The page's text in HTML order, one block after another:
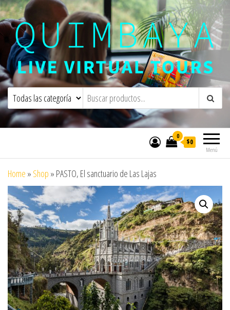
Quimbaya Virtual ToursLive Interactive Virtual Tours and
Menú
0
$0
Home » Shop » PASTO, El sanctuario de Las Lajas